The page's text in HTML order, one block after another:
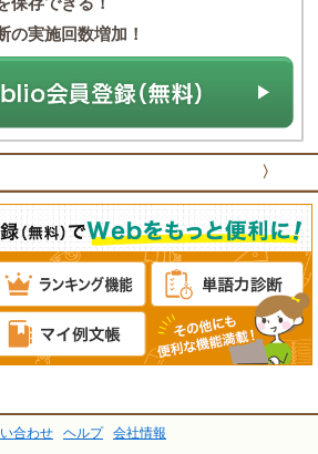
の実施回数増加！
〉
合わせ ヘルプ 会社情報